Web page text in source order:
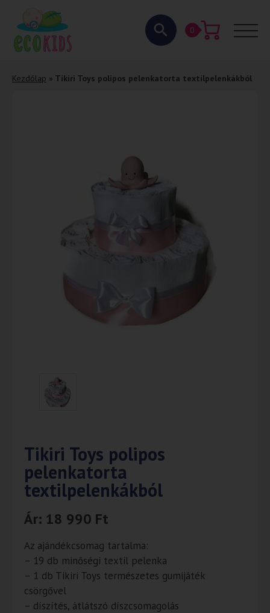
0
Kezdőlap » Tikiri Toys polipos pelenkatorta textilpelenkákból
Tikiri Toys polipos
pelenkatorta
textilpelenkákból
Ár: 18 990 Ft
Az ajándékcsomag tartalma:
– 19 db minőségi textil pelenka
– 1 db Tikiri Toys természetes gumijáték
csörgővel
– díszítés, átlátszó díszcsomagolás